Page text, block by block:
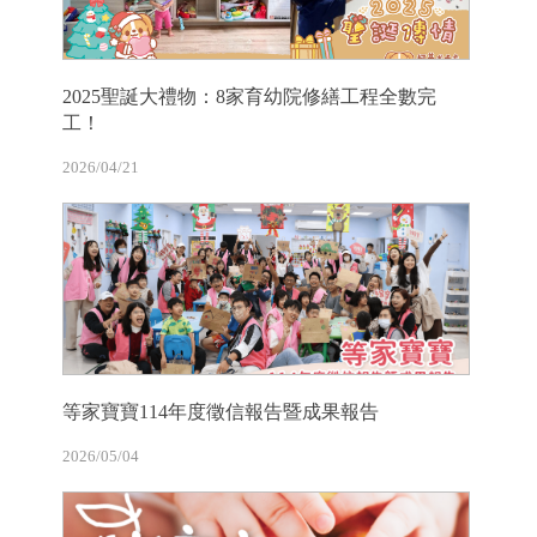
2025聖誕大禮物：8家育幼院修繕工程全數完
工！
2026/04/21
等家寶寶114年度徵信報告暨成果報告
2026/05/04